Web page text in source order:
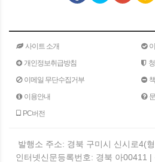
사이트 소개
개인정보취급방침
이메일 무단수집거부
이용안내
PC버전
발행소 주소: 경북 구미시 신시로4(
인터넷신문등록번호: 경북 아00411